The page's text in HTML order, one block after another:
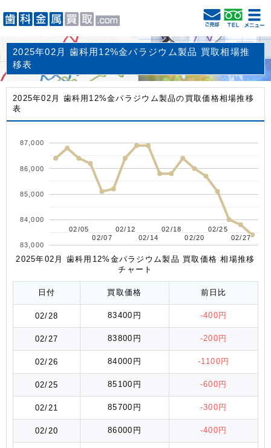
2025年02月 歯科用12%金パラジウム製品 買取相場推
移表
2025年02月 歯科用12%金パラジウム製品の買取価格相場推移
表
02/05
02/05
02/07
02/07
02/12
02/12
02/14
02/14
02/18
02/18
02/20
02/20
02/25
02/25
02/27
02/27
83,000
84,000
85,000
86,000
87,000
2025年02月 歯科用12%金パラジウム製品 買取価格 相場推移
チャート
日付 買取価格 前日比
02/28 83400円 -400円
02/27 83800円 -200円
02/26 84000円 -1100円
02/25 85100円 -600円
02/21 85700円 -300円
02/20 86000円 -400円